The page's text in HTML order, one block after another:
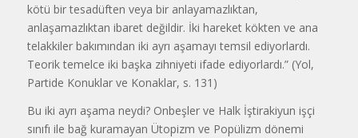
kötü bir tesadüften veya bir anlayamazlıktan,
anlaşamazlıktan ibaret değildir. İki hareket kökten ve ana
telakkiler bakımından iki ayrı aşamayı temsil ediyorlardı.
Teorik temelce iki başka zihniyeti ifade ediyorlardı.” (Yol,
Partide Konuklar ve Konaklar, s. 131)
Bu iki ayrı aşama neydi? Onbeşler ve Halk İştirakiyun işçi
sınıfı ile bağ kuramayan Ütopizm ve Popülizm dönemi